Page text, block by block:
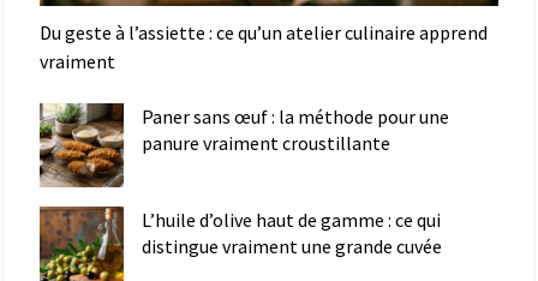
Du geste à l’assiette : ce qu’un atelier culinaire apprend
vraiment
Paner sans œuf : la méthode pour une
panure vraiment croustillante
L’huile d’olive haut de gamme : ce qui
distingue vraiment une grande cuvée